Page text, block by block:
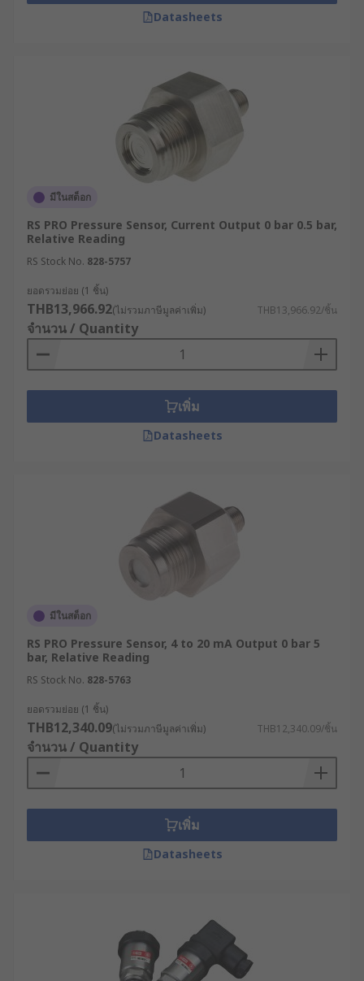
แบบ Real-Time
เลือกเซ็นเซอร์ที่สามารถทนต่ออุณหภูมิสูงได้ เพื่อความ
ปลอดภัยในการใช้งาน
เลือกซื้อ Pressure
Sensor/Pressure Switch ราคาส่ง
ที่ RS
ขายอุปกรณ์ตรวจวัดแรงดันคุณภาพสูงสำหรับใช้งาน
ในโรงงานอุตสาหกรรม คัดสรรจากแบรนด์ชั้นนำที่ได้
มาตรฐาน สามารถเลือกซื้อเซ็นเซอร์วัดความดันที่คุณ
ต้องการในราคาที่ย่อมเยาได้ทางเว็บไซต์ตลอด 24 ชม.
พร้อมบริการจัดส่งทั่วประเทศไทย หรือปรึกษาผู้
เชี่ยวชาญด้านผลิตภัณฑ์เพื่อขอรับคำแนะนำเกี่ยวกับ
Datasheets
มีในสต็อก
RS PRO Pressure Sensor, Current Output 0 bar 0.5 bar,
Relative Reading
RS Stock No. 828-5757
ยอดรวมย่อย (1 ชิ้น)
THB13,966.92(ไม่รวมภาษีมูลค่าเพิ่ม) THB13,966.92/ชิ้น
จำนวน / Quantity
เพิ่ม
Datasheets
มีในสต็อก
RS PRO Pressure Sensor, 4 to 20 mA Output 0 bar 5
bar, Relative Reading
RS Stock No. 828-5763
ยอดรวมย่อย (1 ชิ้น)
THB12,340.09(ไม่รวมภาษีมูลค่าเพิ่ม) THB12,340.09/ชิ้น
จำนวน / Quantity
เพิ่ม
Datasheets